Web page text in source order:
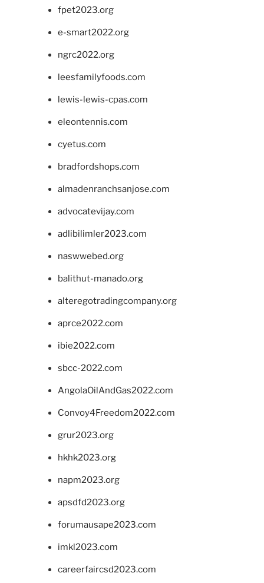
fpet2023.org
e-smart2022.org
ngrc2022.org
leesfamilyfoods.com
lewis-lewis-cpas.com
eleontennis.com
cyetus.com
bradfordshops.com
almadenranchsanjose.com
advocatevijay.com
adlibilimler2023.com
naswwebed.org
balithut-manado.org
alteregotradingcompany.org
aprce2022.com
ibie2022.com
sbcc-2022.com
AngolaOilAndGas2022.com
Convoy4Freedom2022.com
grur2023.org
hkhk2023.org
napm2023.org
apsdfd2023.org
forumausape2023.com
imkl2023.com
careerfaircsd2023.com